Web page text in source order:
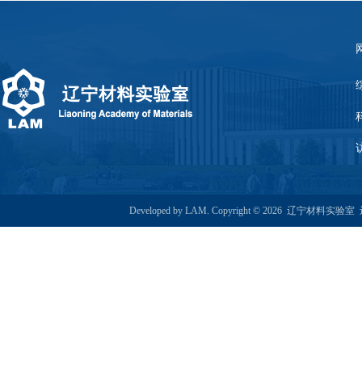
Developed by LAM. Copyright © 2026 辽宁材料实验